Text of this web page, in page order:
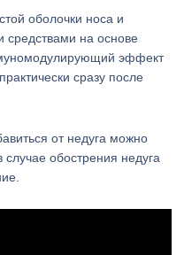
оболочки носа и
на основе
эффект
сразу после
от недуга можно
обострения недуга